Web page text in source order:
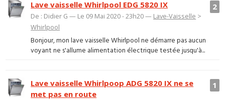
2
Lave vaisselle Whirlpool EDG 5820 IX
De : Didier G — Le 09 Mai 2020 - 23h20 — Lave-Vaisselle >
Whirlpool
Bonjour, mon lave vaisselle Whirlpool ne démarre pas aucun
voyant ne s'allume alimentation électrique testée jusqu'à...
1
Lave vaisselle Whirlpoop ADG 5820 IX ne se
met pas en route